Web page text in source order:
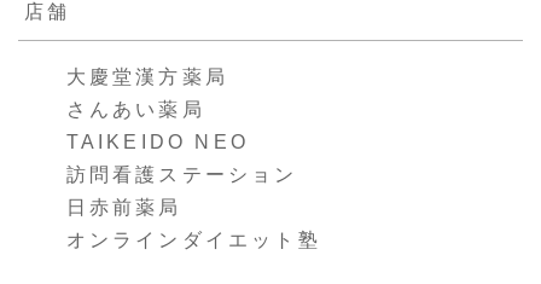
店舗
大慶堂漢方薬局
さんあい薬局
TAIKEIDO NEO
訪問看護ステーション
日赤前薬局
オンラインダイエット塾